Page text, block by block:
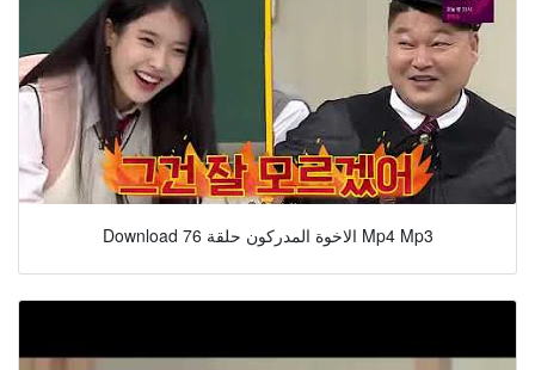
Download الاخوة المدركون حلقة 76 Mp4 Mp3